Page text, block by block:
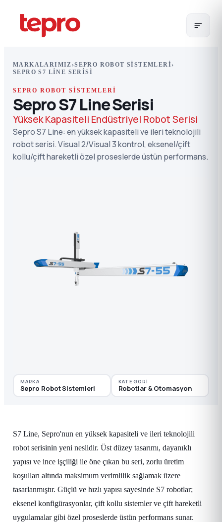
MARKALARIMIZ ›SEPRO ROBOT SISTEMLERI ›
SEPRO S7 LINE SERISI
SEPRO ROBOT SISTEMLERI
Sepro S7 Line Serisi
Yüksek Kapasiteli Endüstriyel Robot Serisi
Sepro S7 Line: en yüksek kapasiteli ve ileri teknolojili
robot serisi. Visual 2/Visual 3 kontrol, eksenel/çift
kollu/çift hareketli özel proseslerde üstün performans.
MARKA
Sepro Robot Sistemleri
KATEGORI
Robotlar & Otomasyon
S7 Line, Sepro'nun en yüksek kapasiteli ve ileri teknolojili
robot serisinin yeni neslidir. Üst düzey tasarımı, dayanıklı
yapısı ve ince işçiliği ile öne çıkan bu seri, zorlu üretim
koşulları altında maksimum verimlilik sağlamak üzere
tasarlanmıştır. Güçlü ve hızlı yapısı sayesinde S7 robotlar;
eksenel konfigürasyonlar, çift kollu sistemler ve çift hareketli
uygulamalar gibi özel proseslerde üstün performans sunar.